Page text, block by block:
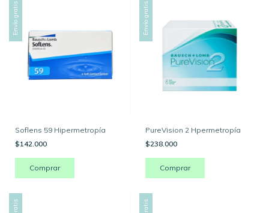
Envío gratis
Soflens 59 Hipermetropía
$142.000
Comprar
Envío gratis
PureVision 2 Hpermetropía
$238.000
Comprar